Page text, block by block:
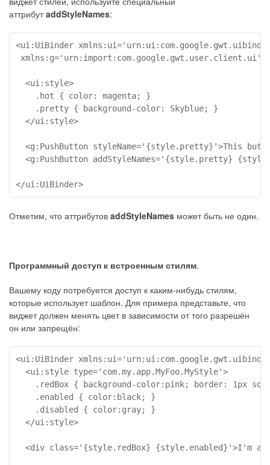
аттрибутaddStyleNames:
<ui:UiBinder
xmlns:g='urn:import:com.google.gwt.user.client.ui'>
  <ui:style>
    .hot { color: magenta; }
    .pretty { background-color: Skyblue; }
  </ui:style>
<g:PushButton styleName='{style.pretty}'>This
<g:PushButton addStyleNames='{style.pretty}
</ui:UiBinder>
Отметим, что аттрибутов addStyleNames может быть не один.
Программный доступ к встроенным стилям.
Вашему коду потребуется доступ к каким-нибудь стилям,
которые использует шаблон. Для примера представьте, что
виджет должен менять цвет в зависимости от того разрешён
он или запрещён:
<ui:UiBinder
  <ui:style type='com.my.app.MyFoo.MyStyle'>
.redBox { background-color:pink; border: 1px
    .enabled { color:black; }
    .disabled { color:gray; }
  </ui:style>
<div class='{style.redBox} {style.enabled}'>I'm a